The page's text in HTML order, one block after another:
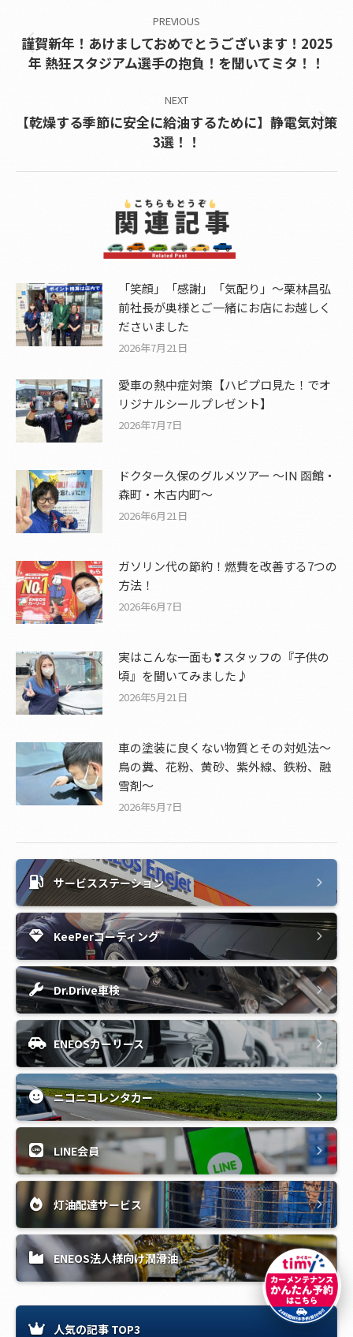
PREVIOUS
Previous
post:
謹賀新年！あけましておめでとうございます！2025
年 熱狂スタジアム選手の抱負！を聞いてミタ！！
NEXT
Next
post:
【乾燥する季節に安全に給油するために】静電気対策
3選！！
「笑顔」「感謝」「気配り」～栗林昌弘
前社長が奥様とご一緒にお店にお越しく
ださいました
2026年7月21日
愛車の熱中症対策【ハピプロ見た！でオ
リジナルシールプレゼント】
2026年7月7日
ドクター久保のグルメツアー ～IN 函館・
森町・木古内町～
2026年6月21日
ガソリン代の節約！燃費を改善する7つの
方法！
2026年6月7日
実はこんな一面も❣スタッフの『子供の
頃』を聞いてみました♪
2026年5月21日
車の塗装に良くない物質とその対処法～
鳥の糞、花粉、黄砂、紫外線、鉄粉、融
雪剤～
2026年5月7日
サービスステーション
KeePerコーティング
Dr.Drive車検
ENEOSカーリース
ニコニコレンタカー
LINE会員
灯油配達サービス
ENEOS法人様向け潤滑油
人気の記事 TOP3